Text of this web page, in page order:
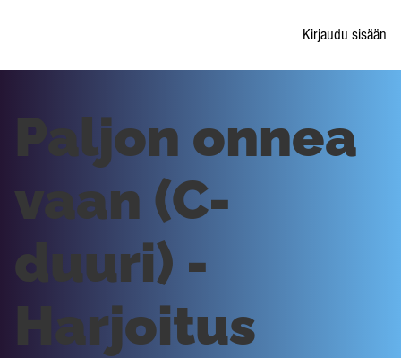
Kirjaudu sisään
Paljon onnea
vaan (C-
duuri) -
Harjoitus